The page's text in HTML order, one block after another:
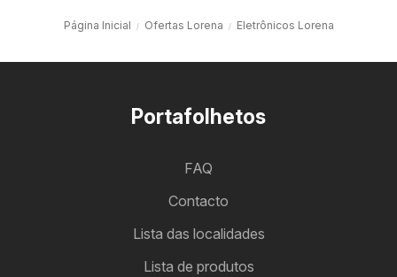
Página Inicial Ofertas Lorena Eletrônicos Lorena
Portafolhetos
FAQ
Contacto
Lista das localidades
Lista de produtos